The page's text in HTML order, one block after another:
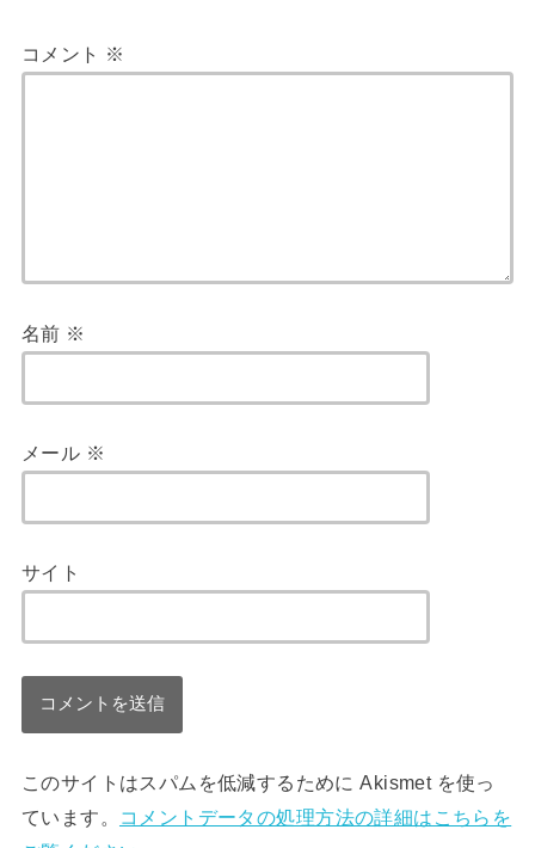
コメント ※
名前 ※
メール ※
サイト
このサイトはスパムを低減するために Akismet を使っ
ています。
コメントデータの処理方法の詳細はこちらを